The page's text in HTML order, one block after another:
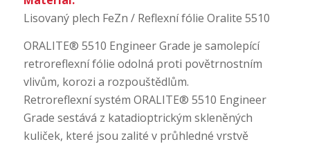
Lisovaný plech FeZn / Reflexní fólie Oralite 5510
ORALITE® 5510 Engineer Grade je samolepící
retroreflexní fólie odolná proti povětrnostním
vlivům, korozi a rozpouštědlům.
Retroreflexní systém ORALITE® 5510 Engineer
Grade sestává z katadioptrickým skleněných
kuliček, které jsou zalité v průhledné vrstvě